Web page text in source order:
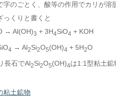
字のごとく、酸等の作用でカリが溶
っくりと書くと
→ Al(OH)3 + 3H4SiO4 + KOH
4 → Al2Si2O5(OH)4 + 5H2O
長石でAl2Si2O5(OH)4は1:1型粘土鉱
粘土鉱物